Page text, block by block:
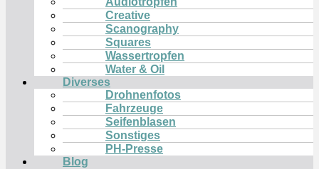
Creative
Scanography
Squares
Wassertropfen
Water & Oil
Diverses
Drohnenfotos
Fahrzeuge
Seifenblasen
Sonstiges
PH-Presse
Blog